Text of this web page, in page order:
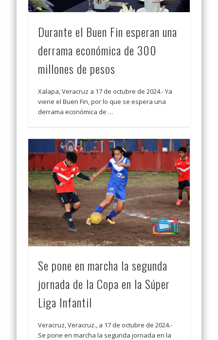
Durante el Buen Fin esperan una
derrama económica de 300
millones de pesos
Xalapa, Veracruz a 17 de octubre de 2024.- Ya
viene el Buen Fin, por lo que se espera una
derrama económica de …
Se pone en marcha la segunda
jornada de la Copa en la Súper
Liga Infantil
Veracruz, Veracruz., a 17 de octubre de 2024.-
Se pone en marcha la segunda jornada en la